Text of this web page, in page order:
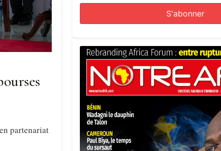
partenariat